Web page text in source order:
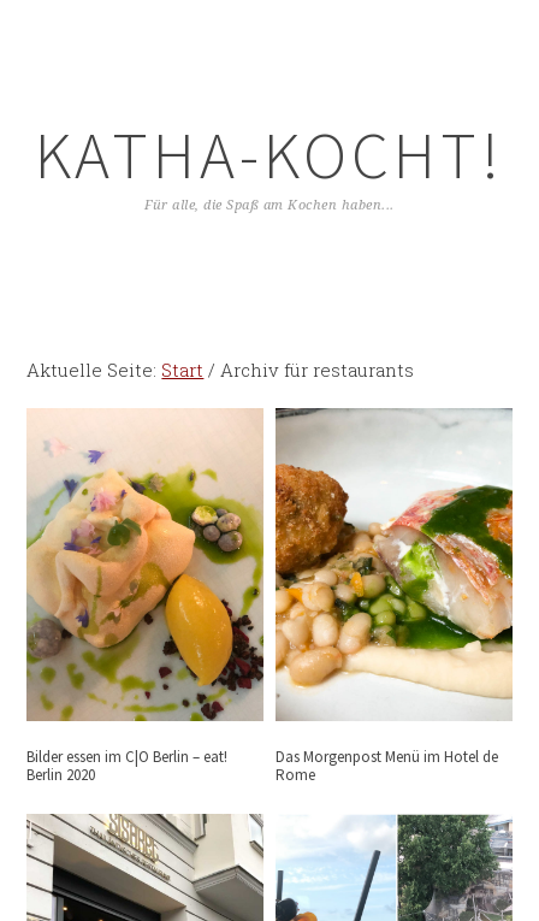
KATHA-KOCHT!
Für alle, die Spaß am Kochen haben...
Aktuelle Seite: Start / Archiv für restaurants
Bilder essen im C|O Berlin – eat!
Berlin 2020
Das Morgenpost Menü im Hotel de
Rome